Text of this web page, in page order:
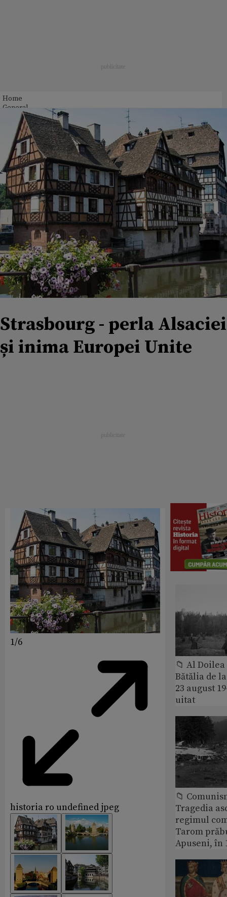
Home
General
Strasbourg - perla Alsaciei
și inima Europei Unite
1/6
historia ro undefined jpeg
📁 Al
Bătălia de
23 august
uitat
📁
Tragedia
regimul
Tarom
Apuseni, în